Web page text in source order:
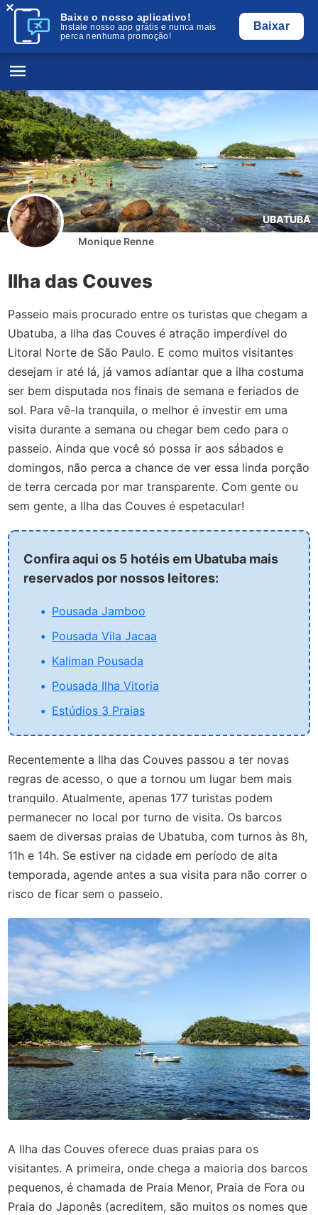
Baixe o nosso aplicativo!
Instale nosso app grátis e nunca mais
perca nenhuma promoção!
Baixar
×
UBATUBA
Monique Renne
Ilha das Couves
Passeio mais procurado entre os turistas que chegam a
Ubatuba, a Ilha das Couves é atração imperdível do
Litoral Norte de São Paulo. E como muitos visitantes
desejam ir até lá, já vamos adiantar que a ilha costuma
ser bem disputada nos finais de semana e feriados de
sol. Para vê-la tranquila, o melhor é investir em uma
visita durante a semana ou chegar bem cedo para o
passeio. Ainda que você só possa ir aos sábados e
domingos, não perca a chance de ver essa linda porção
de terra cercada por mar transparente. Com gente ou
sem gente, a Ilha das Couves é espetacular!
Confira aqui os 5 hotéis em Ubatuba mais
reservados por nossos leitores:
Pousada Jamboo
Pousada Vila Jacaa
Kaliman Pousada
Pousada Ilha Vitoria
Estúdios 3 Praias
Recentemente a Ilha das Couves passou a ter novas
regras de acesso, o que a tornou um lugar bem mais
tranquilo. Atualmente, apenas 177 turistas podem
permanecer no local por turno de visita. Os barcos
saem de diversas praias de Ubatuba, com turnos às 8h,
11h e 14h. Se estiver na cidade em período de alta
temporada, agende antes a sua visita para não correr o
risco de ficar sem o passeio.
A Ilha das Couves oferece duas praias para os
visitantes. A primeira, onde chega a maioria dos barcos
pequenos, é chamada de Praia Menor, Praia de Fora ou
Praia do Japonês (acreditem, são muitos os nomes que